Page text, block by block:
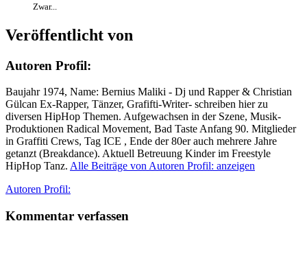
Zwar...
Veröffentlicht von
Autoren Profil:
Baujahr 1974, Name: Bernius Maliki - Dj und Rapper & Christian
Gülcan Ex-Rapper, Tänzer, Grafifti-Writer- schreiben hier zu
diversen HipHop Themen. Aufgewachsen in der Szene, Musik-
Produktionen Radical Movement, Bad Taste Anfang 90. Mitglieder
in Graffiti Crews, Tag ICE , Ende der 80er auch mehrere Jahre
getanzt (Breakdance). Aktuell Betreuung Kinder im Freestyle
HipHop Tanz. Alle Beiträge von Autoren Profil: anzeigen
Autor
Autoren Profil:
Kommentar verfassen